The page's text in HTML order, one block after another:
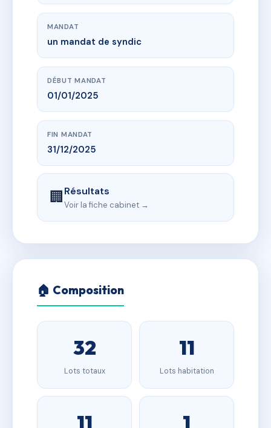
MANDAT
un mandat de syndic
DÉBUT MANDAT
01/01/2025
FIN MANDAT
31/12/2025
🏢Résultats
Voir la fiche cabinet →
🏠 Composition
32
Lots totaux
11
Lots habitation
11 1